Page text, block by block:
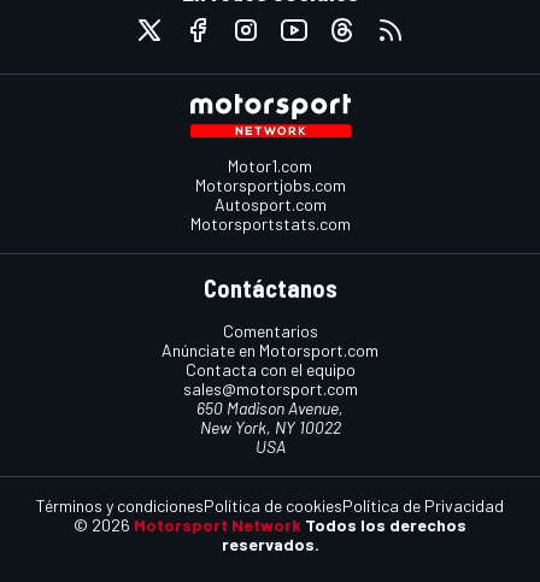
Motor1.com
Motorsportjobs.com
Autosport.com
Motorsportstats.com
Contáctanos
Comentarios
Anúnciate en Motorsport.com
Contacta con el equipo
sales@motorsport.com
650 Madison Avenue,
New York, NY 10022
USA
© 2026 Motorsport Network Todos los derechos
reservados.
Términos y condicionesPolítica de cookiesPolítica de Privacidad